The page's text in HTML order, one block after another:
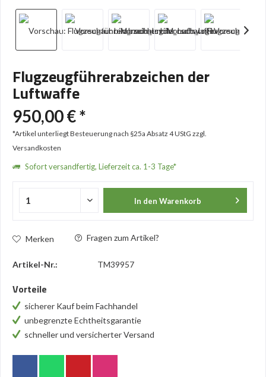
Flugzeugführerabzeichen der
Luftwaffe
950,00 € *
*Artikel unterliegt Besteuerung nach §25a Absatz 4 UStG zzgl.
Versandkosten
Sofort versandfertig, Lieferzeit ca. 1-3 Tage*
In den Warenkorb
Merken Fragen zum Artikel?
Artikel-Nr.: TM39957
Vorteile
sicherer Kauf beim Fachhandel
unbegrenzte Echtheitsgarantie
schneller und versicherter Versand